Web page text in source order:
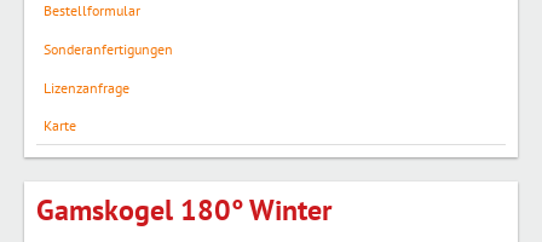
Bestellformular
Sonderanfertigungen
Lizenzanfrage
Karte
Gamskogel 180° Winter